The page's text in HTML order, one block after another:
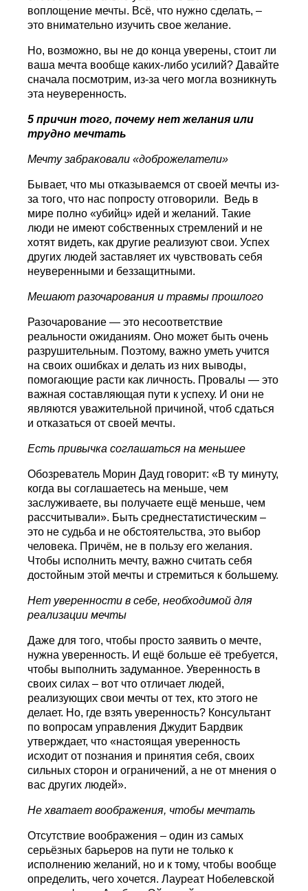
воплощение мечты. Всё, что нужно сделать, –
это внимательно изучить свое желание.
Но, возможно, вы не до конца уверены, стоит ли
ваша мечта вообще каких-либо усилий? Давайте
сначала посмотрим, из-за чего могла возникнуть
эта неуверенность.
5 причин того, почему нет желания или
трудно мечтать
Мечту забраковали «доброжелатели»
Бывает, что мы отказываемся от своей мечты из-
за того, что нас попросту отговорили. Ведь в
мире полно «убийц» идей и желаний. Такие
люди не имеют собственных стремлений и не
хотят видеть, как другие реализуют свои. Успех
других людей заставляет их чувствовать себя
неуверенными и беззащитными.
Мешают разочарования и травмы прошлого
Разочарование — это несоответствие
реальности ожиданиям. Оно может быть очень
разрушительным. Поэтому, важно уметь учится
на своих ошибках и делать из них выводы,
помогающие расти как личность. Провалы — это
важная составляющая пути к успеху. И они не
являются уважительной причиной, чтоб сдаться
и отказаться от своей мечты.
Есть привычка соглашаться на меньшее
Обозреватель Морин Дауд говорит: «В ту минуту,
когда вы соглашаетесь на меньше, чем
заслуживаете, вы получаете ещё меньше, чем
рассчитывали». Быть среднестатистическим –
это не судьба и не обстоятельства, это выбор
человека. Причём, не в пользу его желания.
Чтобы исполнить мечту, важно считать себя
достойным этой мечты и стремиться к большему.
Нет уверенности в себе, необходимой для
реализации мечты
Даже для того, чтобы просто заявить о мечте,
нужна уверенность. И ещё больше её требуется,
чтобы выполнить задуманное. Уверенность в
своих силах – вот что отличает людей,
реализующих свои мечты от тех, кто этого не
делает. Но, где взять уверенность? Консультант
по вопросам управления Джудит Бардвик
утверждает, что «настоящая уверенность
исходит от познания и принятия себя, своих
сильных сторон и ограничений, а не от мнения о
вас других людей».
Не хватает воображения, чтобы мечтать
Отсутствие воображения – один из самых
серьёзных барьеров на пути не только к
исполнению желаний, но и к тому, чтобы вообще
определить, чего хочется. Лауреат Нобелевской